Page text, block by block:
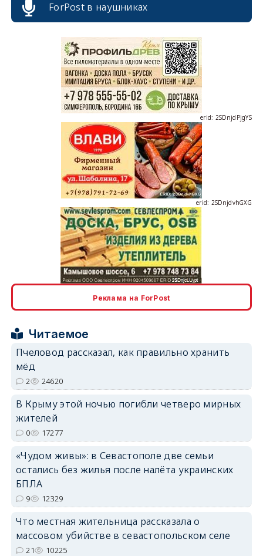
ForPost в наушниках
erid: 2SDnjdPjgYS
erid: 2SDnjdvhGXG
erid: 2SDnjcLUypt
erid: 2SDnjdPjgYS
Реклама на ForPost
Читаемое
Пчеловод рассказал, как правильно хранить
мёд
2 24620
В Крыму этой ночью погибли четверо мирных
жителей
0 17277
«Чудом живы»: в Севастополе две семьи
остались без жилья после налёта украинских
БПЛА
9 12329
Что местная жительница рассказала о
массовом убийстве в севастопольском селе
21 10225